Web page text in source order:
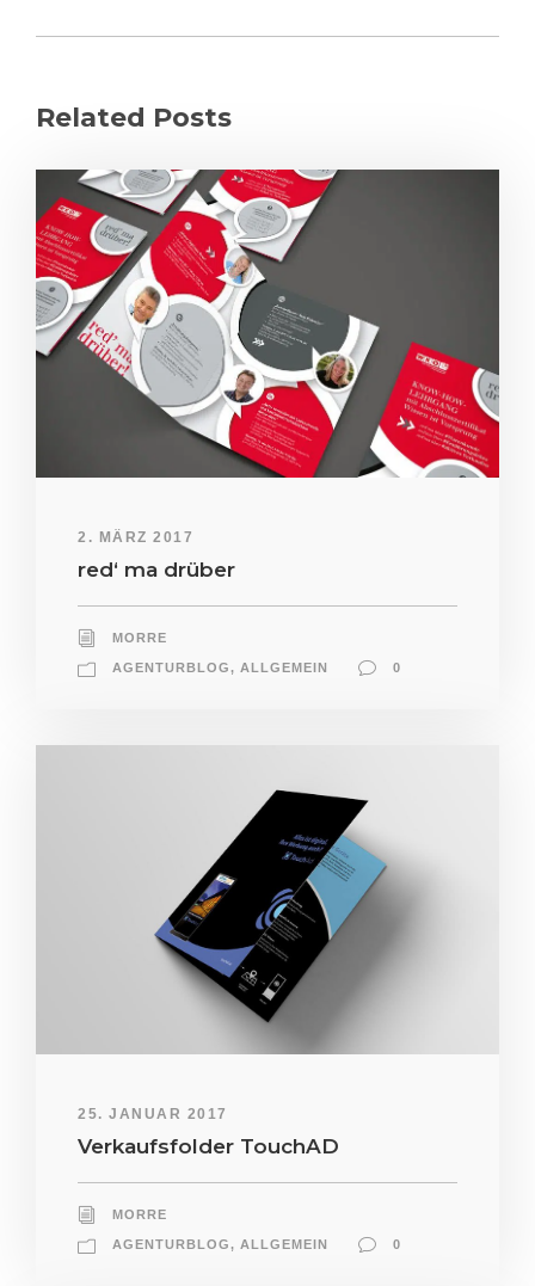
Related Posts
2. MÄRZ 2017
red‘ ma drüber
MORRE
AGENTURBLOG, ALLGEMEIN 0
25. JANUAR 2017
Verkaufsfolder TouchAD
MORRE
AGENTURBLOG, ALLGEMEIN 0